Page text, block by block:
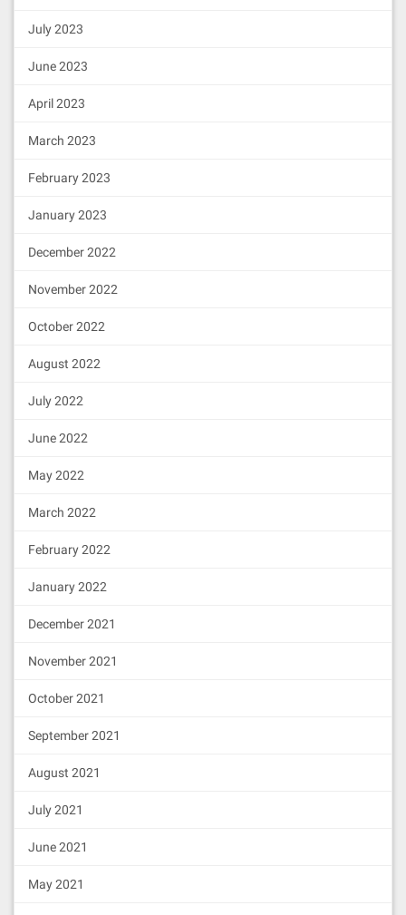
July 2023
June 2023
April 2023
March 2023
February 2023
January 2023
December 2022
November 2022
October 2022
August 2022
July 2022
June 2022
May 2022
March 2022
February 2022
January 2022
December 2021
November 2021
October 2021
September 2021
August 2021
July 2021
June 2021
May 2021